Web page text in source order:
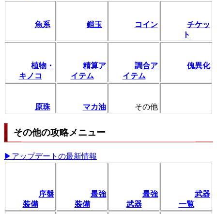
魚系 鎧玉 コイン
チケッ
ト
植物・
キノコ
精算ア
イテム
調合ア
イテム
傀異化
原珠 マカ油 その他
その他の攻略メニュー
▶アップデートの最新情報
序盤
装備
最強
装備
最強
武器
武器
一覧